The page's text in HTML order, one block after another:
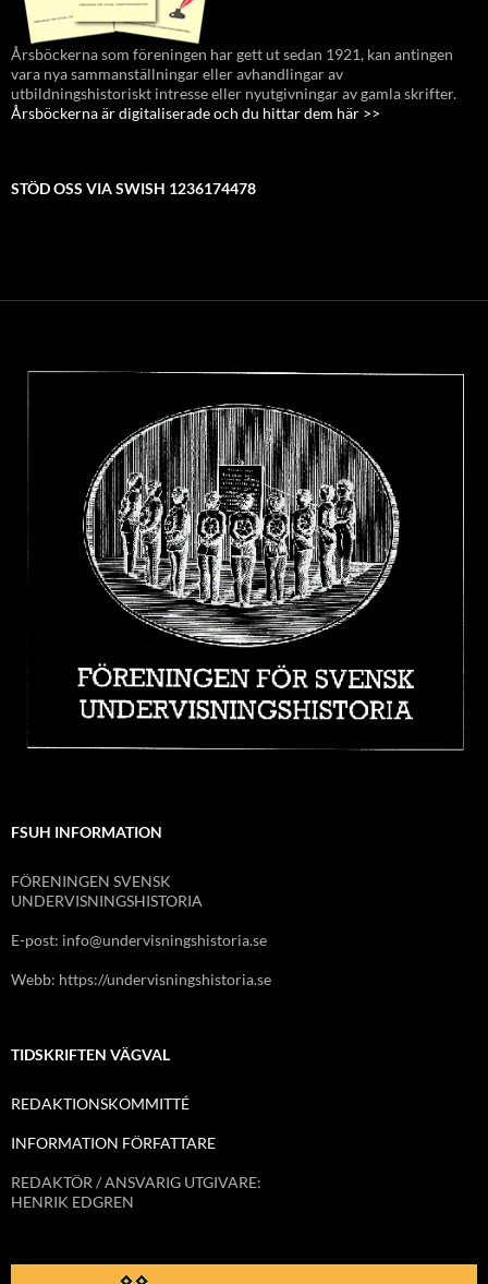
Årsböckerna som föreningen har gett ut sedan 1921, kan antingen
vara nya sammanställningar eller avhandlingar av
utbildningshistoriskt intresse eller nyutgivningar av gamla skrifter.
Årsböckerna är digitaliserade och du hittar dem här >>
STÖD OSS VIA SWISH 1236174478
FSUH INFORMATION
FÖRENINGEN SVENSK
UNDERVISNINGSHISTORIA
E-post: info@undervisningshistoria.se
Webb: https://undervisningshistoria.se
TIDSKRIFTEN VÄGVAL
REDAKTIONSKOMMITTÉ
INFORMATION FÖRFATTARE
REDAKTÖR / ANSVARIG UTGIVARE:
HENRIK EDGREN